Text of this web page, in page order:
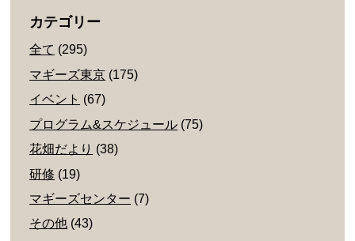
カテゴリー
全て (295)
マギーズ東京 (175)
イベント (67)
プログラム&スケジュール (75)
花畑だより (38)
研修 (19)
マギーズセンター (7)
その他 (43)